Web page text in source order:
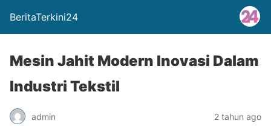
BeritaTerkini24
Mesin Jahit Modern Inovasi Dalam
Industri Tekstil
admin 2 tahun ago